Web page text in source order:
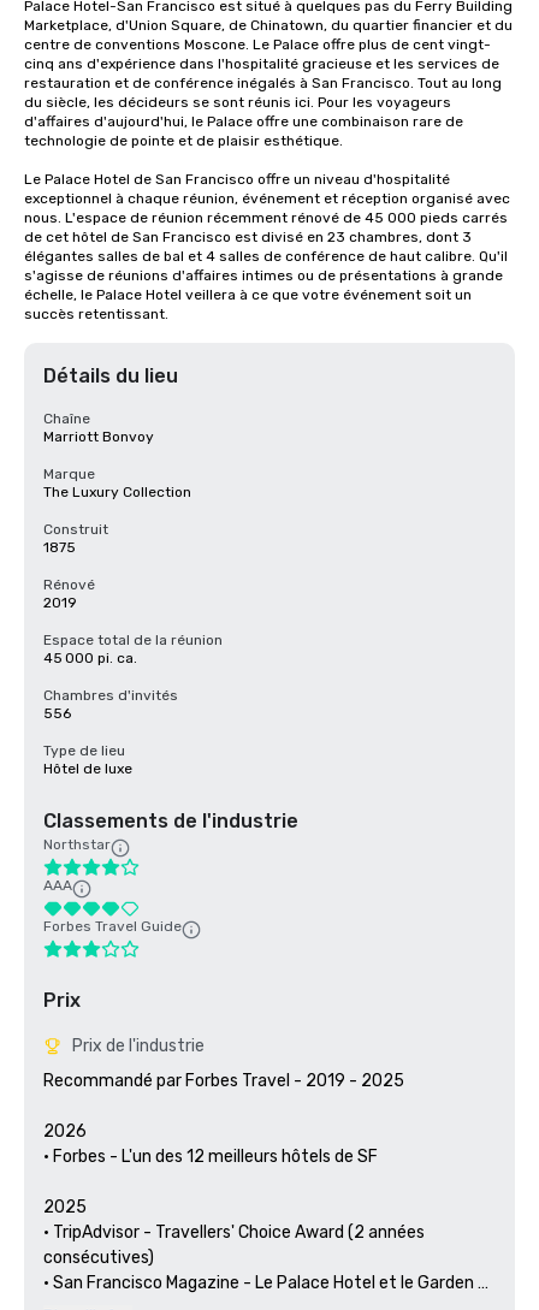
Palace Hotel-San Francisco est situé à quelques pas du Ferry Building
Marketplace, d'Union Square, de Chinatown, du quartier financier et du
centre de conventions Moscone. Le Palace offre plus de cent vingt-
cinq ans d'expérience dans l'hospitalité gracieuse et les services de
restauration et de conférence inégalés à San Francisco. Tout au long
du siècle, les décideurs se sont réunis ici. Pour les voyageurs
d'affaires d'aujourd'hui, le Palace offre une combinaison rare de
technologie de pointe et de plaisir esthétique.
Le Palace Hotel de San Francisco offre un niveau d'hospitalité
exceptionnel à chaque réunion, événement et réception organisé avec
nous. L'espace de réunion récemment rénové de 45 000 pieds carrés
de cet hôtel de San Francisco est divisé en 23 chambres, dont 3
élégantes salles de bal et 4 salles de conférence de haut calibre. Qu'il
s'agisse de réunions d'affaires intimes ou de présentations à grande
échelle, le Palace Hotel veillera à ce que votre événement soit un
succès retentissant.
Détails du lieu
Chaîne
Marriott Bonvoy
Marque
The Luxury Collection
Construit
1875
Rénové
2019
Espace total de la réunion
45 000 pi. ca.
Chambres d'invités
556
Type de lieu
Hôtel de luxe
Classements de l'industrie
Northstar
AAA
Forbes Travel Guide
Prix
Prix de l'industrie
Recommandé par Forbes Travel - 2019 - 2025
2026
• Forbes - L'un des 12 meilleurs hôtels de SF
2025
• TripAdvisor - Travellers' Choice Award (2 années
consécutives)
• San Francisco Magazine - Le Palace Hotel et le Garden